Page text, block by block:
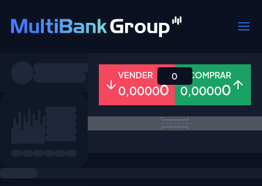
Todos Forex Metais Ações
VENDER
0,00000
COMPRAR
0,00000
0